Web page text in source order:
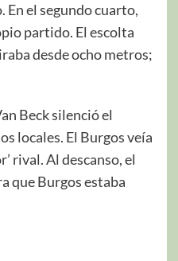
En el segundo cuarto,
partido. El escolta
desde ocho metros;
Beck silenció el
locales. El Burgos veía
rival. Al descanso, el
que Burgos estaba